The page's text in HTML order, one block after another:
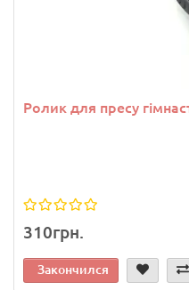
Ролик для пресу
310грн.
Закончился